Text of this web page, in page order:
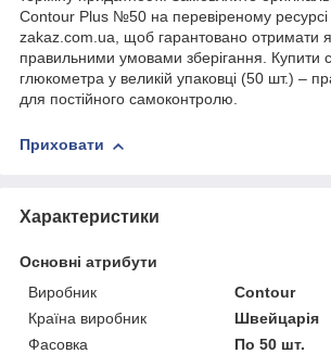
Contour Plus №50 на перевіреному
zakaz.com.ua, щоб гарантовано отримати
правильними умовами зберігання. Купити
глюкометра у великій упаковці (50 шт.) –
для постійного самоконтролю.
Приховати
Характеристики
Основні атрибути
Виробник
Contour
Країна виробник
Швейцарія
Фасовка
По 50 шт.